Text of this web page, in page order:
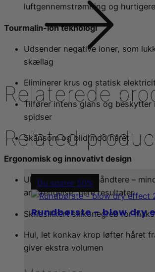
luftgennemstrømning og
Tourmalin-ion teknologi
Udsender negative ioner, som
skællag
Eliminerer krus og statisk
Tilfører intens glans og beskytter
spidser
Skånsom og blid mod håret
Ergonomisk og innovativt design
Ultralet og nem at håndtere –
anstrengelse, flere resultater
Skridsikkert silikonegreb for
Hul, let konkav krop løfter håret
giver ekstra volumen
Relaterede
Related
Du sparer 50%
Rundbørste - blow dry